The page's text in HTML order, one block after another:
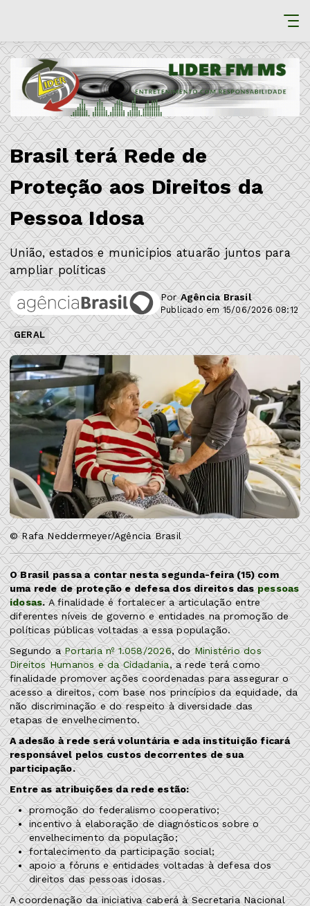
Brasil terá Rede de
Proteção aos Direitos da
Pessoa Idosa
União, estados e municípios atuarão juntos para
ampliar políticas
PorAgência Brasil
Publicado em 15/06/2026 08:12
GERAL
© Rafa Neddermeyer/Agência Brasil
O Brasil passa a contar nesta segunda-feira (15) com
uma rede de proteção e defesa dos direitos daspessoas
idosas.A finalidade é fortalecer a articulação entre
diferentes níveis de governo e entidades na promoção de
políticas públicas voltadas a essa população.
Segundo aPortaria nº 1.058/2026, doMinistério dos
Direitos Humanos e da Cidadania, a rede terá como
finalidade promover ações coordenadas para assegurar o
acesso a direitos, com base nos princípios da equidade, da
não discriminação e do respeito à diversidade das
etapas de envelhecimento.
A adesão à rede será voluntária e ada instituição ficará
responsável pelos custos decorrentes de sua
participação.
Entre as atribuições da rede estão:
promoção do federalismo cooperativo;
incentivo à elaboração de diagnósticos sobre o
envelhecimento da população;
fortalecimento da participação social;
apoio a fóruns e entidades voltadas à defesa dos
direitos das pessoas idosas.
A coordenação da iniciativa caberá à Secretaria Nacional